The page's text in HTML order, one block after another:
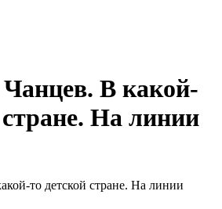
В какой-
стране. На линии
то детской стране. На линии